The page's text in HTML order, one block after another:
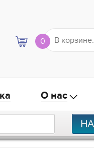
0 В корзине:
О нас